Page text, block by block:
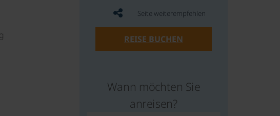
Seite weiterempfehlen
REISE BUCHEN
Wann möchten Sie
anreisen?